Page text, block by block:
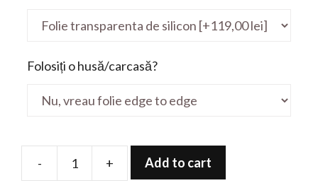
Folosiți o husă/carcasă?
-
Folie
+ Add to cart